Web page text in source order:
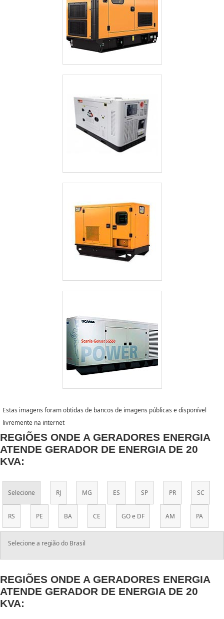
Estas imagens foram obtidas de bancos de imagens públicas e disponível
livremente na internet
REGIÕES ONDE A GERADORES ENERGIA
ATENDE GERADOR DE ENERGIA DE 20
KVA:
Selecione RJ MG ES SP PR SC
RS PE BA CE GO e DF AM PA
Selecione a região do Brasil
REGIÕES ONDE A GERADORES ENERGIA
ATENDE GERADOR DE ENERGIA DE 20
KVA: